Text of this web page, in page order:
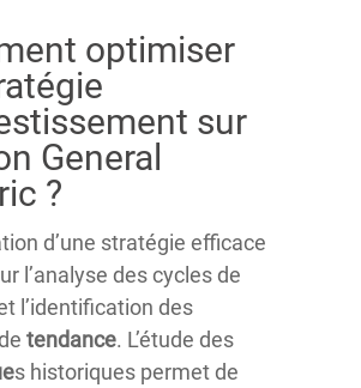
optimiser
sur
General
?
d’une stratégie efficace
l’analyse des cycles de
l’identification des
tendance. L’étude des
s historiques permet de